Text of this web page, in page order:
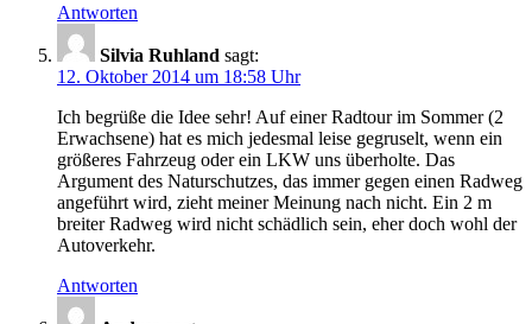
Antworten
Silvia Ruhland sagt:
12. Oktober 2014 um 18:58 Uhr
Ich begrüße die Idee sehr! Auf einer Radtour im Sommer (2
Erwachsene) hat es mich jedesmal leise gegruselt, wenn ein
größeres Fahrzeug oder ein LKW uns überholte. Das
Argument des Naturschutzes, das immer gegen einen Radweg
angeführt wird, zieht meiner Meinung nach nicht. Ein 2 m
breiter Radweg wird nicht schädlich sein, eher doch wohl der
Autoverkehr.
Antworten